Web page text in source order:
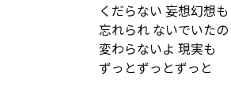
くだらない 妄想幻想も
忘れられ ないでいたの
変わらないよ 現実も
ずっとずっとずっと